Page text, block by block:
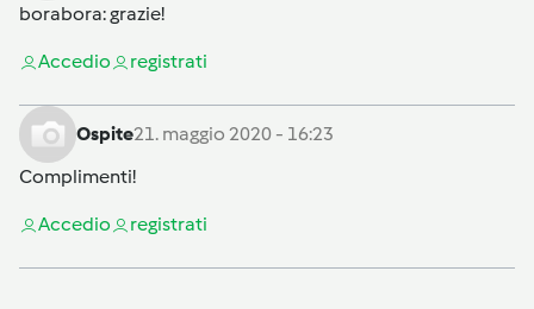
borabora: grazie!
Accedio registrati
Ospite21. maggio 2020 - 16:23
Complimenti!
Accedio registrati